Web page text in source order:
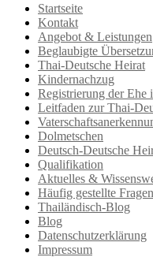
Startseite
Kontakt
Angebot & Leistungen
Beglaubigte
Thai-Deutsche Heirat
Kindernachzug
Registrierung der Ehe
Leitfaden zur Thai-
Dolmetschen
Deutsch-Deutsche
Qualifikation
Aktuelles &
Häufig gestellte
Thailändisch-Blog
Blog
Datenschutzerklärung
Impressum